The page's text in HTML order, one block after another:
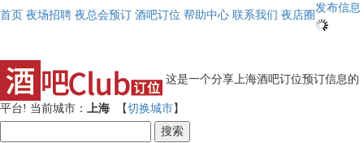
首页 夜场招聘 夜总会预订 酒吧订位 帮助中心 联系我们 夜店圈
发布信息
这是一个分享上海酒吧订位预订信息的
平台! 当前城市： 上海 【切换城市】
搜索